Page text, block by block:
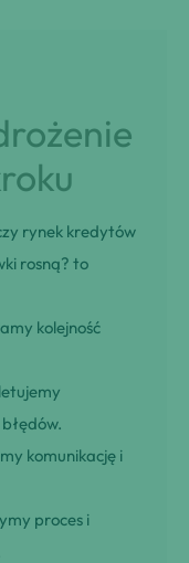
rynek kredytów
rosną? to
kolejność
komunikację i
proces i